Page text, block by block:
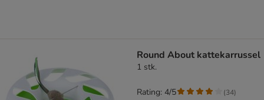
Round About kattekarrussel
1 stk.
Rating: 4/5 (34)